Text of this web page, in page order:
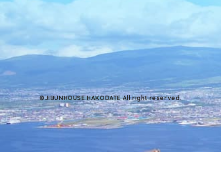
©JIBUNHOUSE HAKODATE All right reserved.